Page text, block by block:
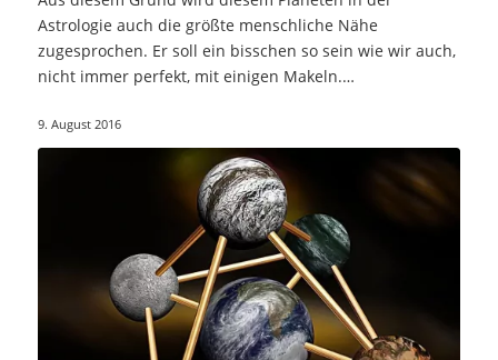
Astrologie auch die größte menschliche Nähe
zugesprochen. Er soll ein bisschen so sein wie wir auch,
nicht immer perfekt, mit einigen Makeln.…
9. August 2016